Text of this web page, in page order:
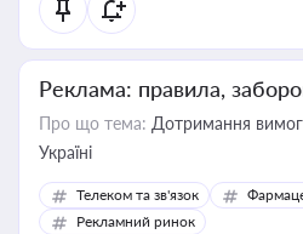
Реклама: правила,
Про що тема: Дотримання
Україні
Телеком та зв'язок
Рекламний ринок